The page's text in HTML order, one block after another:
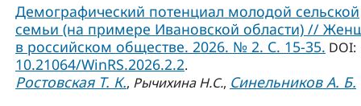
Демографический потенциал молодой сельской
семьи (на примере Ивановской области) //
в российском обществе. 2026. № 2. С. 15-35. DOI:
10.21064/WinRS.2026.2.2.
Ростовская Т. К., Рычихина Н.С., Синельников А. Б.